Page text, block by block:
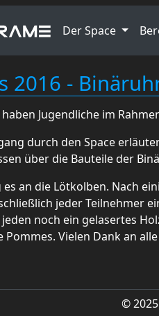
Der Space
2016 -
haben Jugendliche im
durch den Space
über die Bauteile der
an die Lötkolben. Nach
jeder Teilnehmer
noch ein gelasertes
Pommes. Vielen Dank an
© 2025